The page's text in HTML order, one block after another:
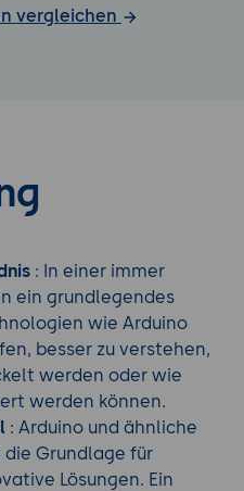
vergleichen
: In einer immer
ein grundlegendes
wie Arduino
besser zu verstehen,
werden oder wie
werden können.
: Arduino und ähnliche
Grundlage für
Lösungen. Ein